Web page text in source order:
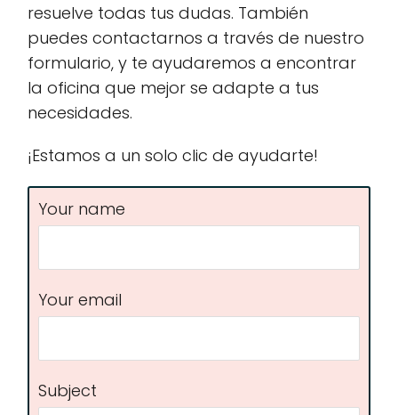
resuelve todas tus dudas. También
puedes contactarnos a través de nuestro
formulario, y te ayudaremos a encontrar
la oficina que mejor se adapte a tus
necesidades.
¡Estamos a un solo clic de ayudarte!
Your name
Your email
Subject